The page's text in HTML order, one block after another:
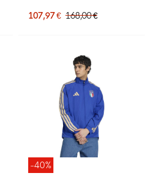
107,97 € 168,00 €
-40%